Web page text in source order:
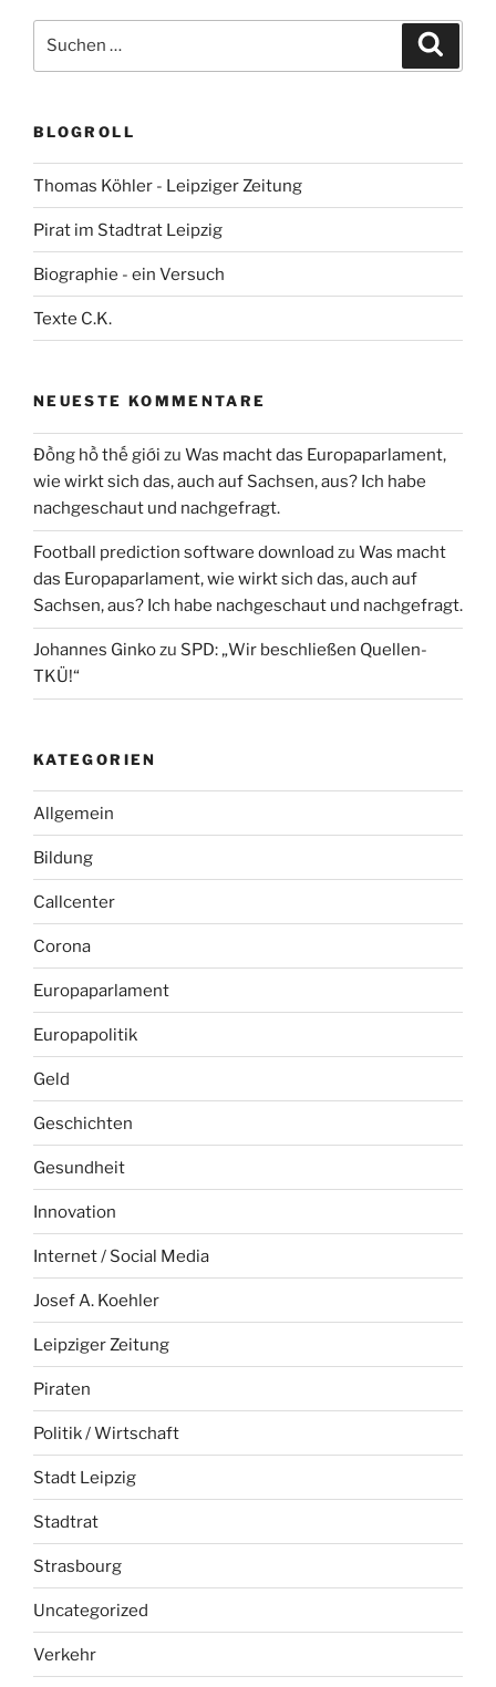
nach:
BLOGROLL
Thomas Köhler - Leipziger Zeitung
Pirat im Stadtrat Leipzig
Biographie - ein Versuch
Texte C.K.
NEUESTE KOMMENTARE
Đồng hồ thế giới zu Was macht das Europaparlament,
wie wirkt sich das, auch auf Sachsen, aus? Ich habe
nachgeschaut und nachgefragt.
Football prediction software download zu Was macht
das Europaparlament, wie wirkt sich das, auch auf
Sachsen, aus? Ich habe nachgeschaut und nachgefragt.
Johannes Ginkozu SPD: „Wir beschließen Quellen-
TKÜ!“
KATEGORIEN
Allgemein
Bildung
Callcenter
Corona
Europaparlament
Europapolitik
Geld
Geschichten
Gesundheit
Innovation
Internet / Social Media
Josef A. Koehler
Leipziger Zeitung
Piraten
Politik / Wirtschaft
Stadt Leipzig
Stadtrat
Strasbourg
Uncategorized
Verkehr